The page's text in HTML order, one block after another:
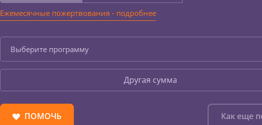
Ежемесячные пожертвования - подробнее
Выберите программу
Другая сумма
ПОМОЧЬ Как еще